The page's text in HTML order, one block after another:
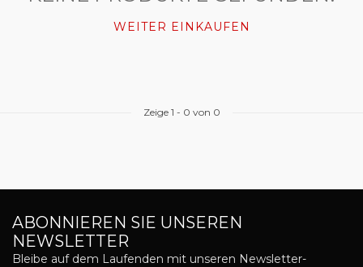
WEITER EINKAUFEN
Zeige 1 - 0 von 0
ABONNIEREN SIE UNSEREN
NEWSLETTER
Bleibe auf dem Laufenden mit unseren Newsletter-